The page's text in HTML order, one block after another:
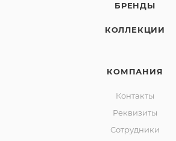
БРЕНДЫ
КОЛЛЕКЦИИ
КОМПАНИЯ
Контакты
Реквизиты
Сотрудники